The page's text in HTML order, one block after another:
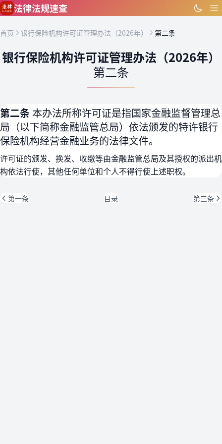
跳到主要内容
法律法规速查
首页 银行保险机构许可证管理办法（2026年） 第二条
银行保险机构许可证管理办法（2026年）
第二条
第二条 本办法所称许可证是指国家金融监督管理总
局（以下简称金融监管总局）依法颁发的特许银行
保险机构经营金融业务的法律文件。
许可证的颁发、换发、收缴等由金融监管总局及其授权的派出机
构依法行使，其他任何单位和个人不得行使上述职权。
第一条 目录 第三条